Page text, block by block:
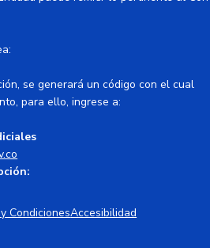
se generará un código con el cual
para ello, ingrese a:
CondicionesAccesibilidad